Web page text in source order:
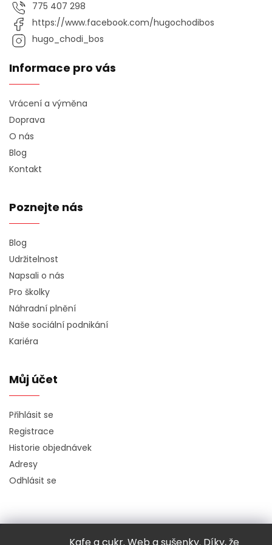
775 407 298
https://www.facebook.com/hugochodibos
hugo_chodi_bos
Informace pro vás
Vrácení a výměna
Doprava
O nás
Blog
Kontakt
Poznejte nás
Blog
Udržitelnost
Napsali o nás
Pro školky
Náhradní plnění
Naše sociální podnikání
Kariéra
Můj účet
Přihlásit se
Registrace
Historie objednávek
Adresy
Odhlásit se